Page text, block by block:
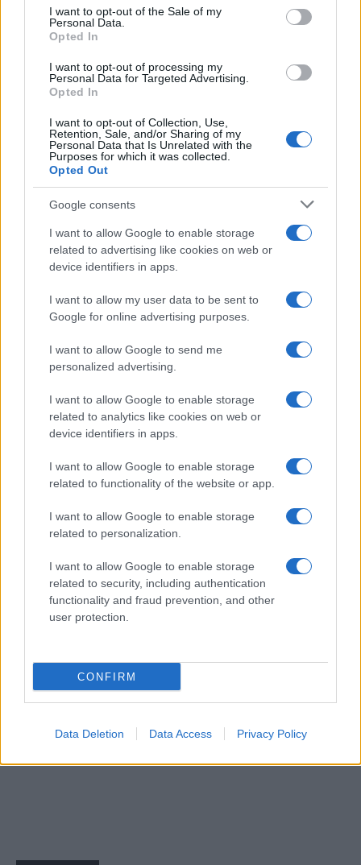
consent section.
I want to opt-out of the Sale of my
Personal Data.
Opted In
I want to opt-out of processing my
Personal Data for Targeted Advertising.
Opted In
I want to opt-out of Collection, Use,
Retention, Sale, and/or Sharing of my
Personal Data that Is Unrelated with the
Purposes for which it was collected.
Opted Out
Google consents
I want to allow Google to enable storage
related to advertising like cookies on web or
device identifiers in apps.
I want to allow my user data to be sent to
Google for online advertising purposes.
I want to allow Google to send me
personalized advertising.
I want to allow Google to enable storage
related to analytics like cookies on web or
device identifiers in apps.
I want to allow Google to enable storage
related to functionality of the website or app.
I want to allow Google to enable storage
related to personalization.
I want to allow Google to enable storage
related to security, including authentication
functionality and fraud prevention, and other
user protection.
CONFIRM
Data Deletion Data Access Privacy Policy
Antrenorii de la „Vocea României“ luptă
Un finalist de la „Românii au talent“ urcă pe
scena „Vocea...
şi Tomi Weissbuch s-au calificat...